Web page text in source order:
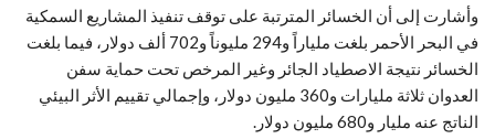
وأشارت إلى أن الخسائر المترتبة على توقف تنفيذ المشاريع السمكية
في البحر الأحمر بلغت ملياراً و294 مليوناً و702 ألف دولار، فيما بلغت
الخسائر نتيجة الاصطياد الجائر وغير المرخص تحت حماية سفن
العدوان ثلاثة مليارات و360 مليون دولار، وإجمالي تقييم الأثر البيئي
الناتج عنه مليار و680 مليون دولار.